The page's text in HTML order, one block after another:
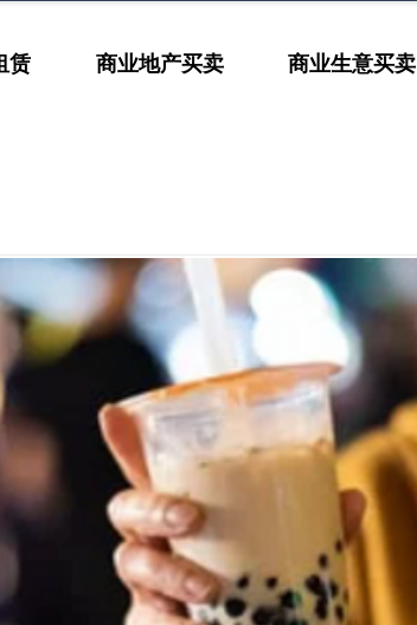
赁 商业地产买卖 商业生意买卖